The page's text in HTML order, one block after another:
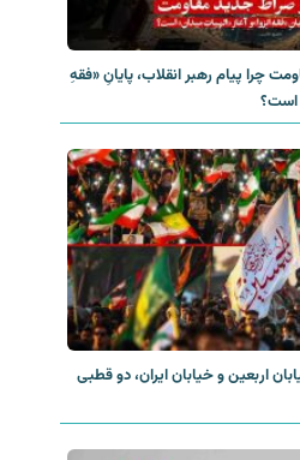
چرا پیام رهبر انقلاب، پایانِ «فقهِ
است؟
اربعین و خیابان ایران، دو قطبی